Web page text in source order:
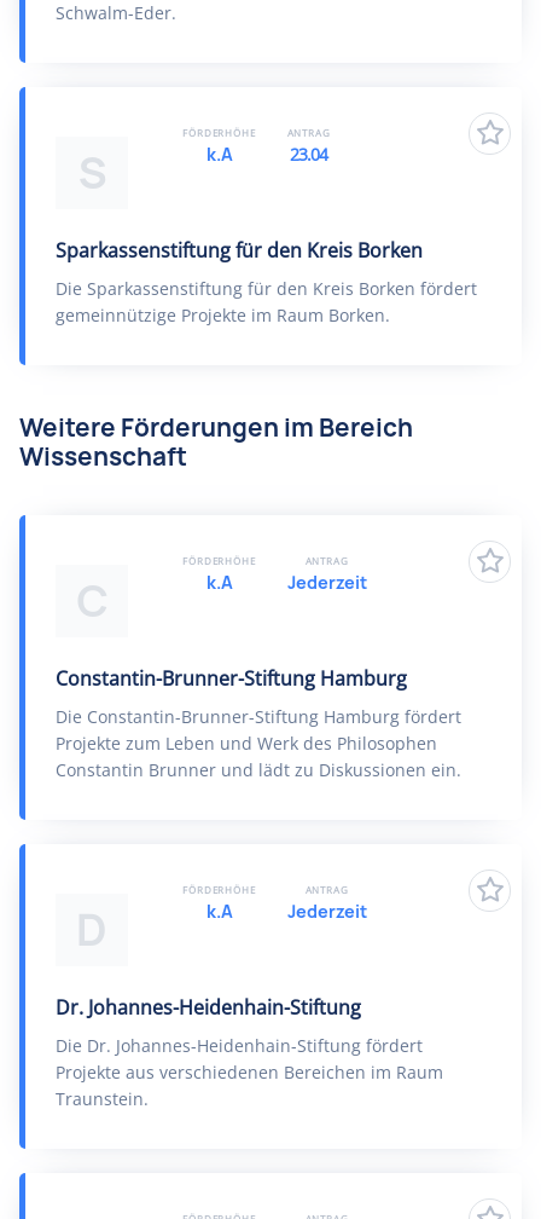
Schwalm-Eder.
S
Sparkassenstiftung für den Kreis Borken
Die Sparkassenstiftung für den Kreis Borken fördert
gemeinnützige Projekte im Raum Borken.
FÖRDERHÖHE
k.A
ANTRAG
23.04
Weitere Förderungen im Bereich
Wissenschaft
C
Constantin-Brunner-Stiftung Hamburg
Die Constantin-Brunner-Stiftung Hamburg fördert
Projekte zum Leben und Werk des Philosophen
Constantin Brunner und lädt zu Diskussionen ein.
FÖRDERHÖHE
k.A
ANTRAG
Jederzeit
D
Dr. Johannes-Heidenhain-Stiftung
Die Dr. Johannes-Heidenhain-Stiftung fördert
Projekte aus verschiedenen Bereichen im Raum
Traunstein.
FÖRDERHÖHE
k.A
ANTRAG
Jederzeit